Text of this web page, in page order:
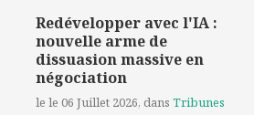
Redévelopper avec l'IA :
nouvelle arme de
dissuasion massive en
négociation
le le 06 Juillet 2026, dans Tribunes